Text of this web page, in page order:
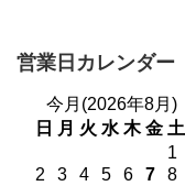
営業日カレンダー
今月(2026年8月)
日
月 火 水 木 金 土
1
2
3 4 5 6 7
8